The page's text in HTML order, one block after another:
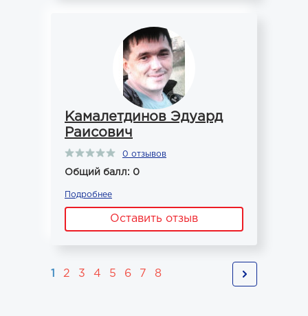
Камалетдинов Эдуард
Раисович
0 отзывов
Общий балл: 0
Подробнее
Оставить отзыв
1 2 3 4 5 6 7 8